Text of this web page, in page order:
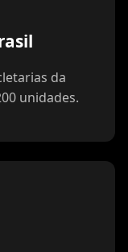
da
unidades.